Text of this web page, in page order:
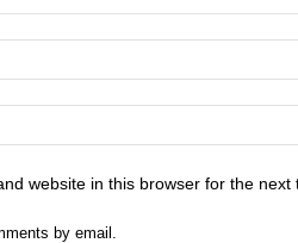
website in this browser for the next
by email.